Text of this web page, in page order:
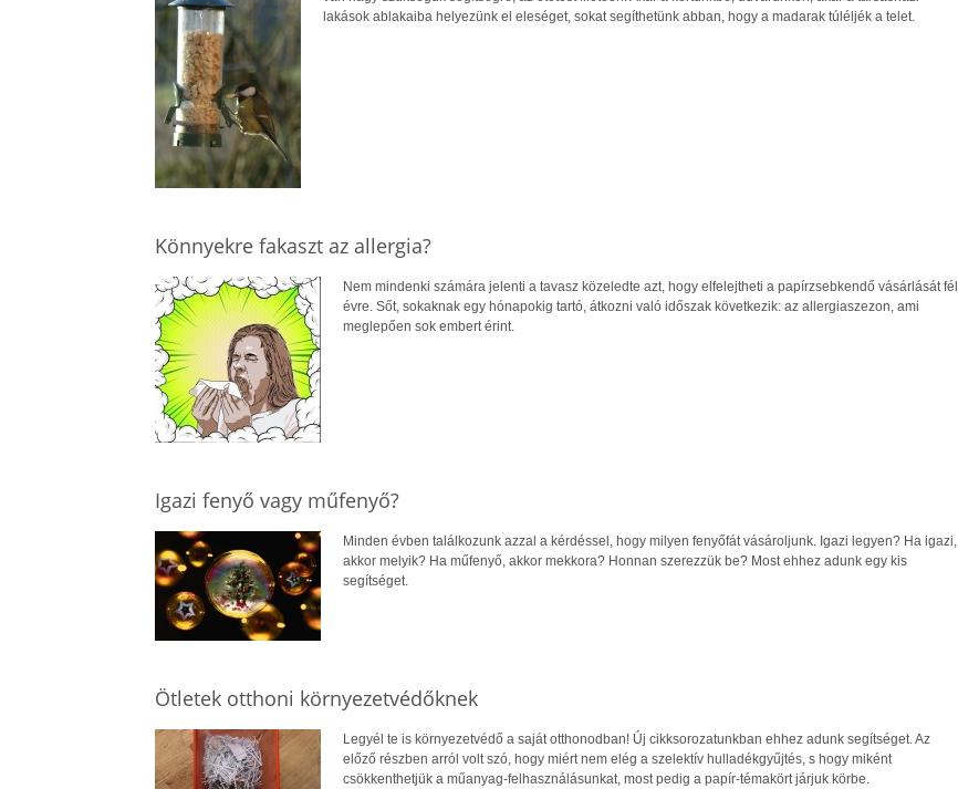
lakások ablakaiba helyezünk el eleséget, sokat segíthetünk abban, hogy a madarak túléljék a telet.
Könnyekre fakaszt az allergia?
Nem mindenki számára jelenti a tavasz közeledte azt, hogy elfelejtheti a papírzsebkendő vásárlását fél
évre. Sőt, sokaknak egy hónapokig tartó, átkozni való időszak következik: az allergiaszezon, ami
meglepően sok embert érint.
Igazi fenyő vagy műfenyő?
Minden évben találkozunk azzal a kérdéssel, hogy milyen fenyőfát vásároljunk. Igazi legyen? Ha igazi,
akkor melyik? Ha műfenyő, akkor mekkora? Honnan szerezzük be? Most ehhez adunk egy kis
segítséget.
Ötletek otthoni környezetvédőknek
Legyél te is környezetvédő a saját otthonodban! Új cikksorozatunkban ehhez adunk segítséget. Az
előző részben arról volt szó, hogy miért nem elég a szelektív hulladékgyűjtés, s hogy miként
csökkenthetjük a műanyag-felhasználásunkat, most pedig a papír-témakört járjuk körbe.